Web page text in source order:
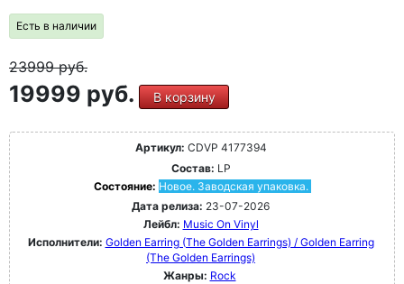
Есть в наличии
23999руб.
19999 руб. В корзину
Артикул: CDVP 4177394
Состав: LP
Состояние: Новое. Заводская упаковка.
Дата релиза: 23-07-2026
Лейбл: Music On Vinyl
Исполнители: Golden Earring (The Golden Earrings) / Golden Earring
(The Golden Earrings)
Жанры: Rock